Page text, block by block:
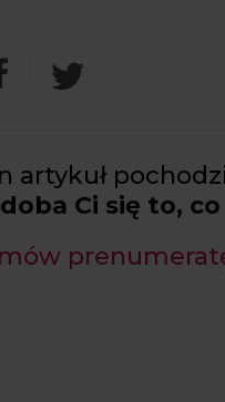
artykuł
Ci się to,